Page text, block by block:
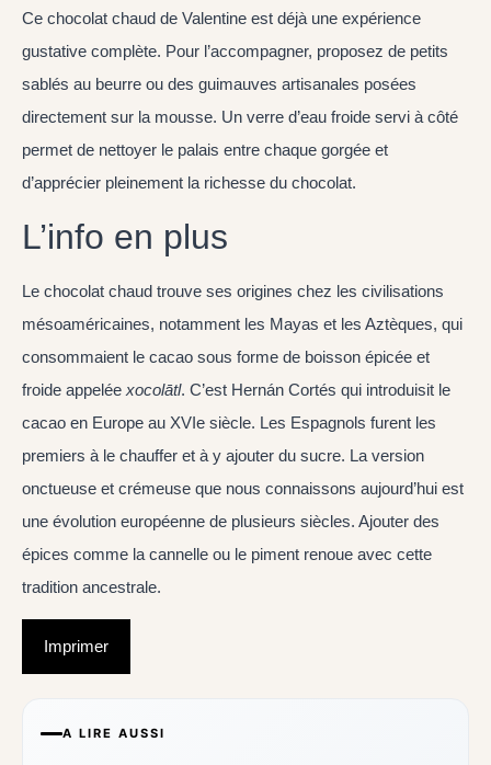
Ce chocolat chaud de Valentine est déjà une expérience
gustative complète. Pour l’accompagner, proposez de petits
sablés au beurre ou des guimauves artisanales posées
directement sur la mousse. Un verre d’eau froide servi à côté
permet de nettoyer le palais entre chaque gorgée et
d’apprécier pleinement la richesse du chocolat.
L’info en plus
Le chocolat chaud trouve ses origines chez les civilisations
mésoaméricaines, notamment les Mayas et les Aztèques, qui
consommaient le cacao sous forme de boisson épicée et
froide appelée xocolātl. C’est Hernán Cortés qui introduisit le
cacao en Europe au XVIe siècle. Les Espagnols furent les
premiers à le chauffer et à y ajouter du sucre. La version
onctueuse et crémeuse que nous connaissons aujourd’hui est
une évolution européenne de plusieurs siècles. Ajouter des
épices comme la cannelle ou le piment renoue avec cette
tradition ancestrale.
Imprimer
A LIRE AUSSI